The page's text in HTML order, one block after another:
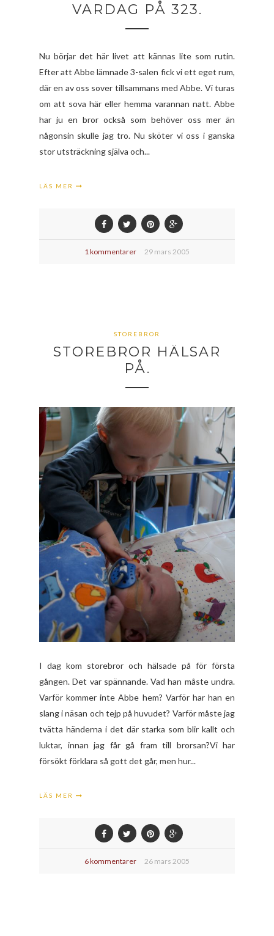
VARDAG PÅ 323.
Nu börjar det här livet att kännas lite som rutin.
Efter att Abbe lämnade 3-salen fick vi ett eget rum,
där en av oss sover tillsammans med Abbe. Vi turas
om att sova här eller hemma varannan natt. Abbe
har ju en bror också som behöver oss mer än
någonsin skulle jag tro. Nu sköter vi oss i ganska
stor utsträckning själva och...
LÄS MER
1 kommentarer 29 mars 2005
STOREBROR
STOREBROR HÄLSAR
PÅ.
I dag kom storebror och hälsade på för första
gången. Det var spännande. Vad han måste undra.
Varför kommer inte Abbe hem? Varför har han en
slang i näsan och tejp på huvudet? Varför måste jag
tvätta händerna i det där starka som blir kallt och
luktar, innan jag får gå fram till brorsan?Vi har
försökt förklara så gott det går, men hur...
LÄS MER
6 kommentarer 26 mars 2005